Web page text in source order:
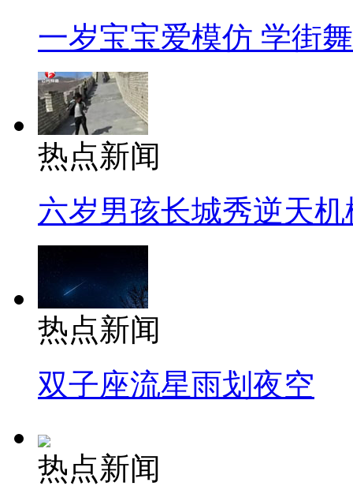
一岁宝宝爱模仿 学街
热点新闻
六岁男孩长城秀逆天机
热点新闻
双子座流星雨划夜空
热点新闻